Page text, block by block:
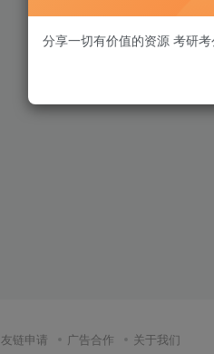
友链申请 广告合作 关于我们
分享一切有价值的资源 考研